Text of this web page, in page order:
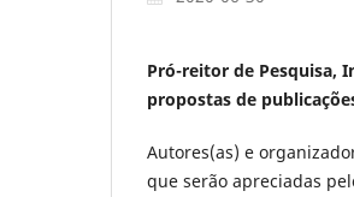
Pró-reitor de Pesquisa,
propostas de
Autores(as) e
que serão apreciadas